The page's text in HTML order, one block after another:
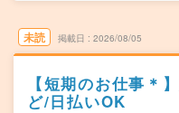
未読 掲載日 2026/08/05
【短期のお仕事＊
ど/日払いOK